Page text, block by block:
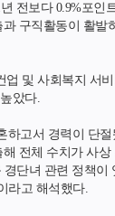
전보다 0.9%포인
구직활동이 활발
및 사회복지 서비
았다.
하고서 경력이 단
전체 수치가 사상
단녀 관련 정책이
라고 해석했다.